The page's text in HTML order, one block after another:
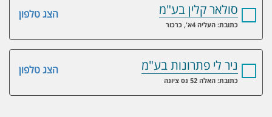
הצג טלפון סולאר קלין בע"מ
כתובת: העליה 4א', כרכור
הצג טלפון ניר לי פתרונות בע"מ
כתובת: האלה 52 נס ציונה